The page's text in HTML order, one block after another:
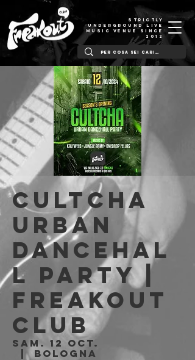
STRICTLY
UNDERGROUND LIVE
MUSIC VENUE SINCE
2012
Cultcha
Urban
Dancehal
l Party |
Freakout
Club
sam. 12 oct.
  |
Bologna